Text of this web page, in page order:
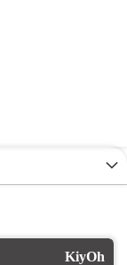
KiyOh